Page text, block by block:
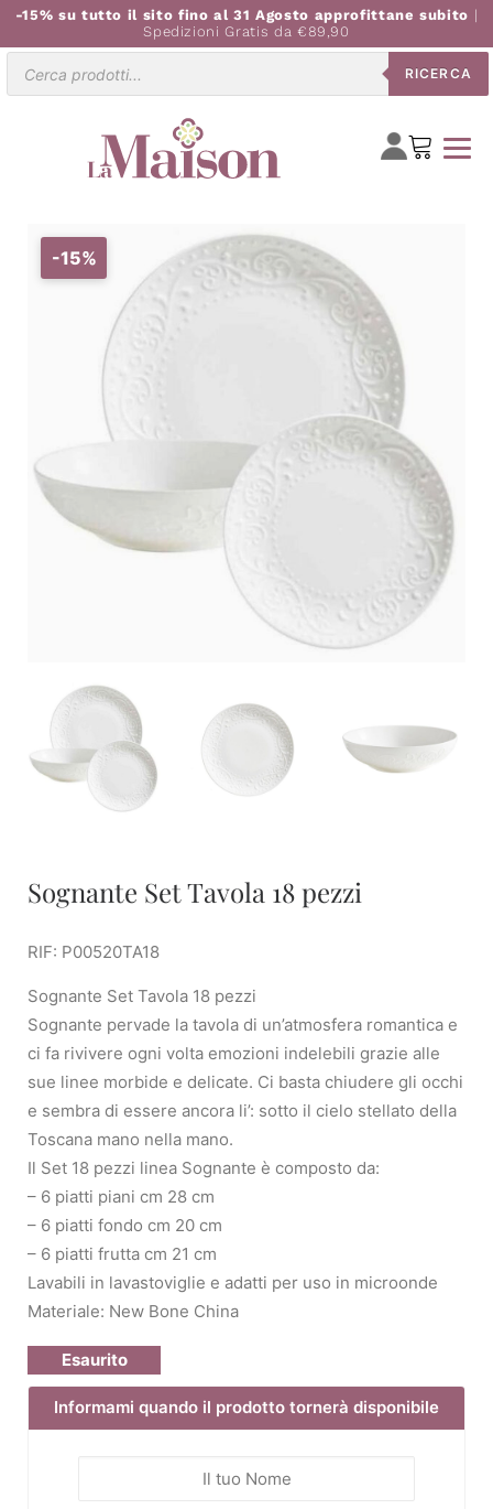
-15% su tutto il sito fino al 31 Agosto approfittane subito |
Spedizioni Gratis da €89,90
RICERCA
-15%
Sognante Set Tavola 18 pezzi
RIF: P00520TA18
Sognante Set Tavola 18 pezzi
Sognante pervade la tavola di un’atmosfera romantica e
ci fa rivivere ogni volta emozioni indelebili grazie alle
sue linee morbide e delicate. Ci basta chiudere gli occhi
e sembra di essere ancora li’: sotto il cielo stellato della
Toscana mano nella mano.
Il Set 18 pezzi linea Sognante è composto da:
– 6 piatti piani cm 28 cm
– 6 piatti fondo cm 20 cm
– 6 piatti frutta cm 21 cm
Lavabili in lavastoviglie e adatti per uso in microonde
Materiale: New Bone China
Esaurito
Informami quando il prodotto tornerà disponibile